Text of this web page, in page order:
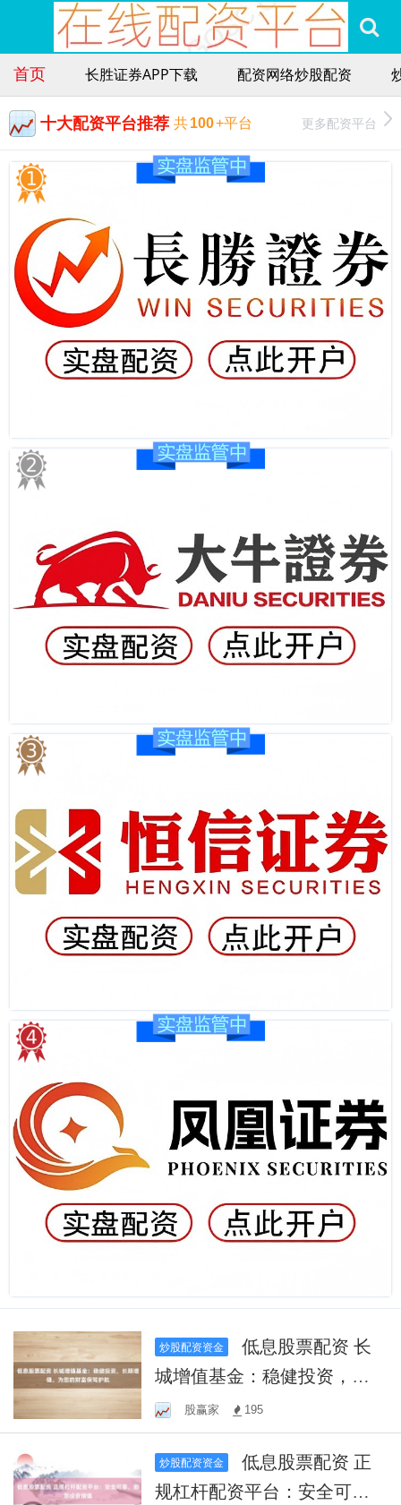
首页 长胜证券APP下载 配资网络炒股配资
十大配资平台推荐 共100+平台 更多配资平台
炒股配资资金
低息股票配资 长
城增值基金：稳健投资，长
期增值，为您的财富保驾护
航
股赢家 195
炒股配资资金
低息股票配资 正
规杠杆配资平台：安全可